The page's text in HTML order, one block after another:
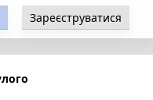
Зареєструватися